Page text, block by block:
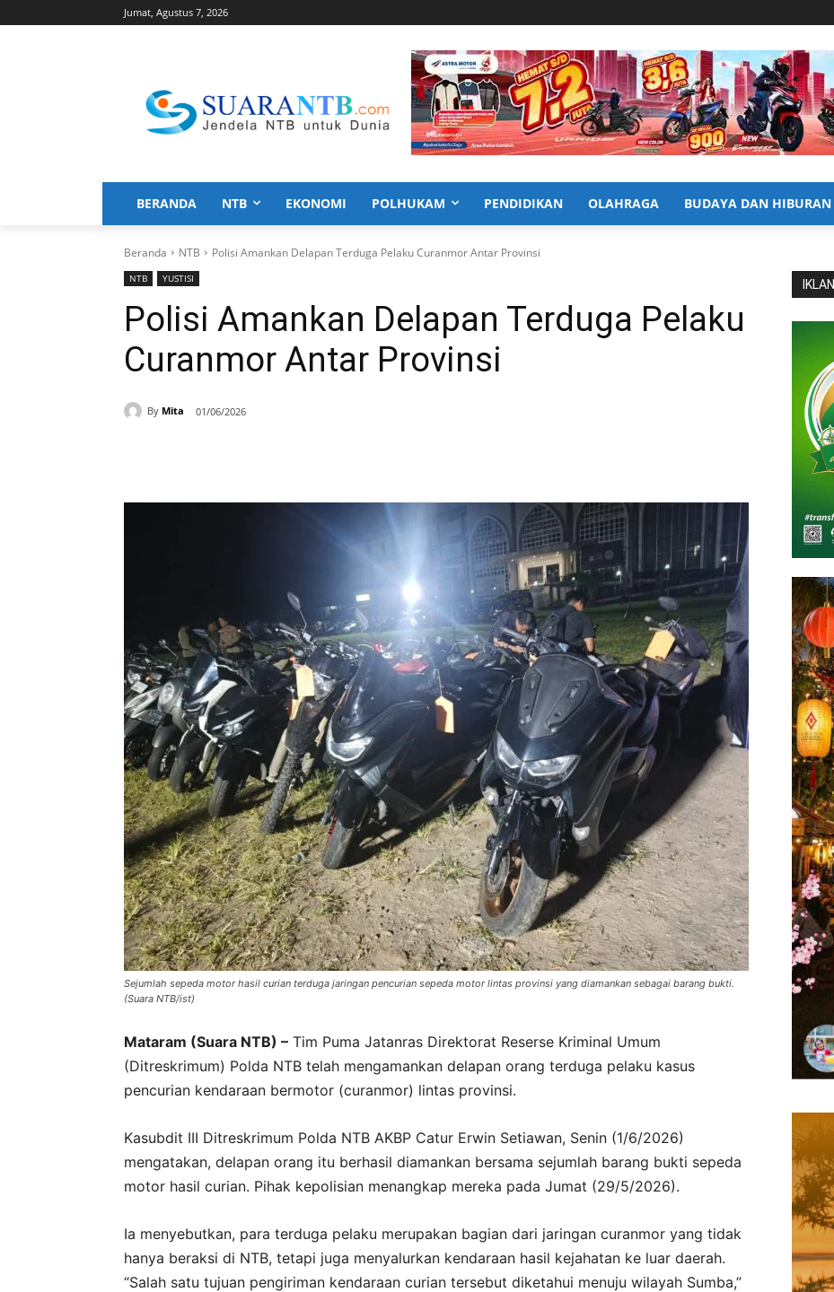
Jumat, Agustus 7, 2026
BERANDA NTB EKONOMI POLHUKAM PENDIDIKAN OLAHRAGA BUDAYA DAN HIBURAN
Beranda NTB Polisi Amankan Delapan Terduga Pelaku Curanmor Antar Provinsi
NTB YUSTISI
Polisi Amankan Delapan Terduga Pelaku
Curanmor Antar Provinsi
By Mita 01/06/2026
Sejumlah sepeda motor hasil curian terduga jaringan pencurian sepeda motor lintas provinsi yang diamankan sebagai barang bukti.
(Suara NTB/ist)
Mataram (Suara NTB) – Tim Puma Jatanras Direktorat Reserse Kriminal Umum
(Ditreskrimum) Polda NTB telah mengamankan delapan orang terduga pelaku kasus
pencurian kendaraan bermotor (curanmor) lintas provinsi.
Kasubdit III Ditreskrimum Polda NTB AKBP Catur Erwin Setiawan, Senin (1/6/2026)
mengatakan, delapan orang itu berhasil diamankan bersama sejumlah barang bukti sepeda
motor hasil curian. Pihak kepolisian menangkap mereka pada Jumat (29/5/2026).
Ia menyebutkan, para terduga pelaku merupakan bagian dari jaringan curanmor yang tidak
hanya beraksi di NTB, tetapi juga menyalurkan kendaraan hasil kejahatan ke luar daerah.
“Salah satu tujuan pengiriman kendaraan curian tersebut diketahui menuju wilayah Sumba,”
IKLAN